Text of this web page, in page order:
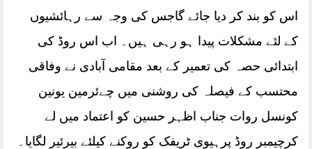
اس کو بند کر دیا جائے گاجس کی وجہ سے رہائشیوں
کے لئے مشکلات پیدا ہو رہی ہیں۔ اب اس روڈ کی
ابتدائی حصہ کی تعمیر کے بعد مقامی آبادی نے وفاقی
محتسب کے فیصلہ کی روشنی میں چےئرمین یونین
کونسل روات جناب اظہر حسین کو اعتماد میں لے
کرچیمبر روڈ پرہیوی ٹریفک کو روکنے کیلئے بیرئیر لگایا۔